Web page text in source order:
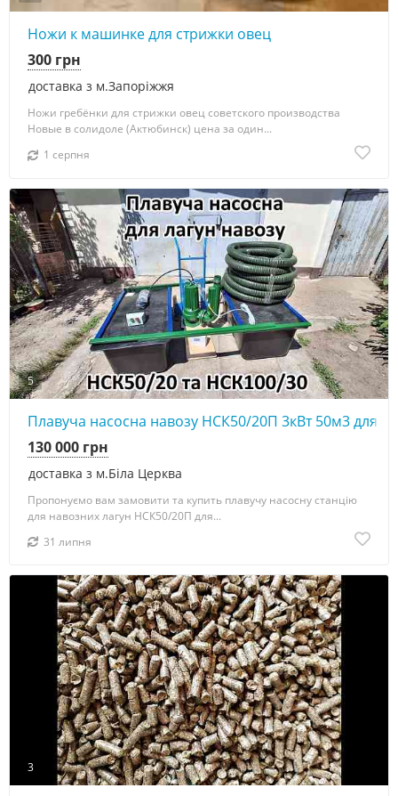
Ножи к машинке для стрижки овец
доставка з м.Запоріжжя
300 грн
Ножи гребёнки для стрижки овец советского производства
Новые в солидоле (Актюбинск) цена за один...
1 серпня
5
Плавуча насосна навозу НСК50/20П 3кВт 50м3 для
доставка з м.Біла Церква
130 000 грн
Пропонуємо вам замовити та купить плавучу насосну станцію
для навозних лагун НСК50/20П для...
31 липня
3